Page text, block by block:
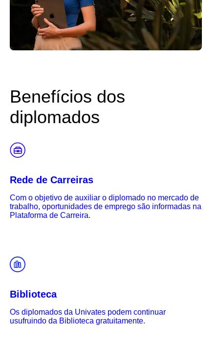
Benefícios dos
diplomados
Rede de Carreiras
Com o objetivo de auxiliar o diplomado no mercado de
trabalho, oportunidades de emprego são informadas na
Plataforma de Carreira.
Biblioteca
Os diplomados da Univates podem continuar
usufruindo da Biblioteca gratuitamente.